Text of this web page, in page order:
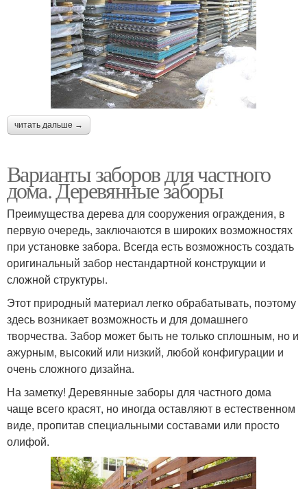
читать дальше →
Варианты заборов для частного
дома. Деревянные заборы
Преимущества дерева для сооружения ограждения, в
первую очередь, заключаются в широких возможностях
при установке забора. Всегда есть возможность создать
оригинальный забор нестандартной конструкции и
сложной структуры.
Этот природный материал легко обрабатывать, поэтому
здесь возникает возможность и для домашнего
творчества. Забор может быть не только сплошным, но и
ажурным, высокий или низкий, любой конфигурации и
очень сложного дизайна.
На заметку! Деревянные заборы для частного дома
чаще всего красят, но иногда оставляют в естественном
виде, пропитав специальными составами или просто
олифой.